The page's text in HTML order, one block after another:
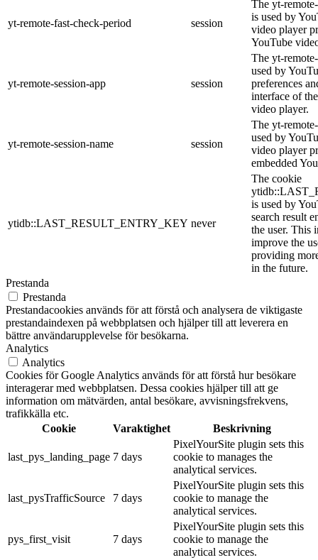
yt-remote-fast-check-period session
The yt-
is used by
video player
YouTube
yt-remote-session-app session
The yt-
used by
preferences
interface of
video player.
yt-remote-session-name session
The yt-
used by
video player
embedded
ytidb::LAST_RESULT_ENTRY_KEY never
The cookie
is used by
search result
the user. This
improve the
providing
in the future.
Prestanda
Prestanda
Prestandacookies används för att förstå och analysera de viktigaste
prestandaindexen på webbplatsen och hjälper till att leverera en
bättre användarupplevelse för besökarna.
Analytics
Analytics
Cookies för Google Analytics används för att förstå hur besökare
interagerar med webbplatsen. Dessa cookies hjälper till att ge
information om mätvärden, antal besökare, avvisningsfrekvens,
trafikkälla etc.
Cookie
Varaktighet Beskrivning
last_pys_landing_page 7 days
PixelYourSite plugin sets this
cookie to manages the
analytical services.
last_pysTrafficSource 7 days
PixelYourSite plugin sets this
cookie to manage the
analytical services.
pys_first_visit 7 days
PixelYourSite plugin sets this
cookie to manage the
analytical services.